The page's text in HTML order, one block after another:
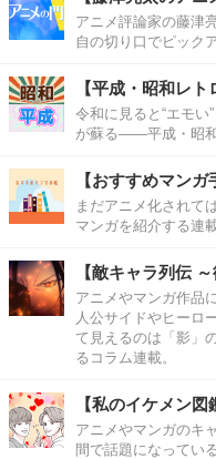
アニメ評論家の藤津
自の切り口でピック
【平成・昭和レト
令和に見ると“エモ
が蘇る――平成・昭和
【おすすめマンガ
まだアニメ化されて
マンガを紹介する連
【敵キャラ列伝
アニメやマンガ作品
人公サイドやヒーロ
て見えるのは「影」
るコラム連載。
【私のイケメン図
アニメやマンガのキ
間で話題になってい